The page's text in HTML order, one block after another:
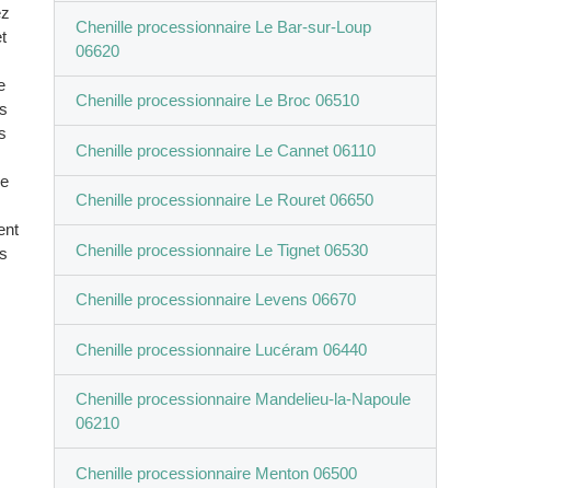
Chenille processionnaire Le Bar-sur-Loup
06620
Chenille processionnaire Le Broc 06510
Chenille processionnaire Le Cannet 06110
Chenille processionnaire Le Rouret 06650
Chenille processionnaire Le Tignet 06530
Chenille processionnaire Levens 06670
Chenille processionnaire Lucéram 06440
Chenille processionnaire Mandelieu-la-Napoule
06210
Chenille processionnaire Menton 06500